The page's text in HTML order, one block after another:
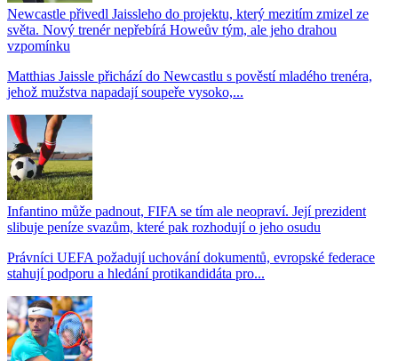
Newcastle přivedl Jaissleho do projektu, který mezitím zmizel ze
světa. Nový trenér nepřebírá Howeův tým, ale jeho drahou
vzpomínku
Matthias Jaissle přichází do Newcastlu s pověstí mladého trenéra,
jehož mužstva napadají soupeře vysoko,...
Infantino může padnout, FIFA se tím ale neopraví. Její prezident
slibuje peníze svazům, které pak rozhodují o jeho osudu
Právníci UEFA požadují uchování dokumentů, evropské federace
stahují podporu a hledání protikandidáta pro...